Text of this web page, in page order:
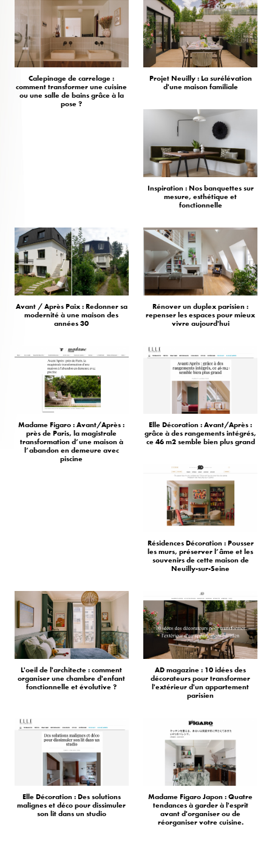
Calepinage de carrelage :
comment transformer une cuisine
ou une salle de bains grâce à la
pose ?
Projet Neuilly : La surélévation
d'une maison familiale
Inspiration : Nos banquettes sur
mesure, esthétique et
fonctionnelle
Avant / Après Paix : Redonner sa
modernité à une maison des
années 30
Rénover un duplex parisien :
repenser les espaces pour mieux
vivre aujourd'hui
Madame Figaro : Avant/Après :
près de Paris, la magistrale
transformation d’une maison à
l’abandon en demeure avec
piscine
Elle Décoration : Avant/Après :
grâce à des rangements intégrés,
ce 46 m2 semble bien plus grand
Résidences Décoration : Pousser
les murs, préserver l’âme et les
souvenirs de cette maison de
Neuilly-sur-Seine
L'oeil de l'architecte : comment
organiser une chambre d'enfant
fonctionnelle et évolutive ?
AD magazine : 10 idées des
décorateurs pour transformer
l'extérieur d'un appartement
parisien
Elle Décoration : Des solutions
malignes et déco pour dissimuler
son lit dans un studio
Madame Figaro Japon : Quatre
tendances à garder à l'esprit
avant d'organiser ou de
réorganiser votre cuisine.